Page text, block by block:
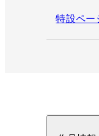
特設ペー